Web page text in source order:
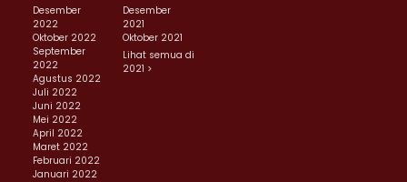
Desember
2022
Oktober 2022
September
2022
Agustus 2022
Juli 2022
Juni 2022
Mei 2022
April 2022
Maret 2022
Februari 2022
Januari 2022
Desember
2021
Oktober 2021
Lihat semua di
2021 >